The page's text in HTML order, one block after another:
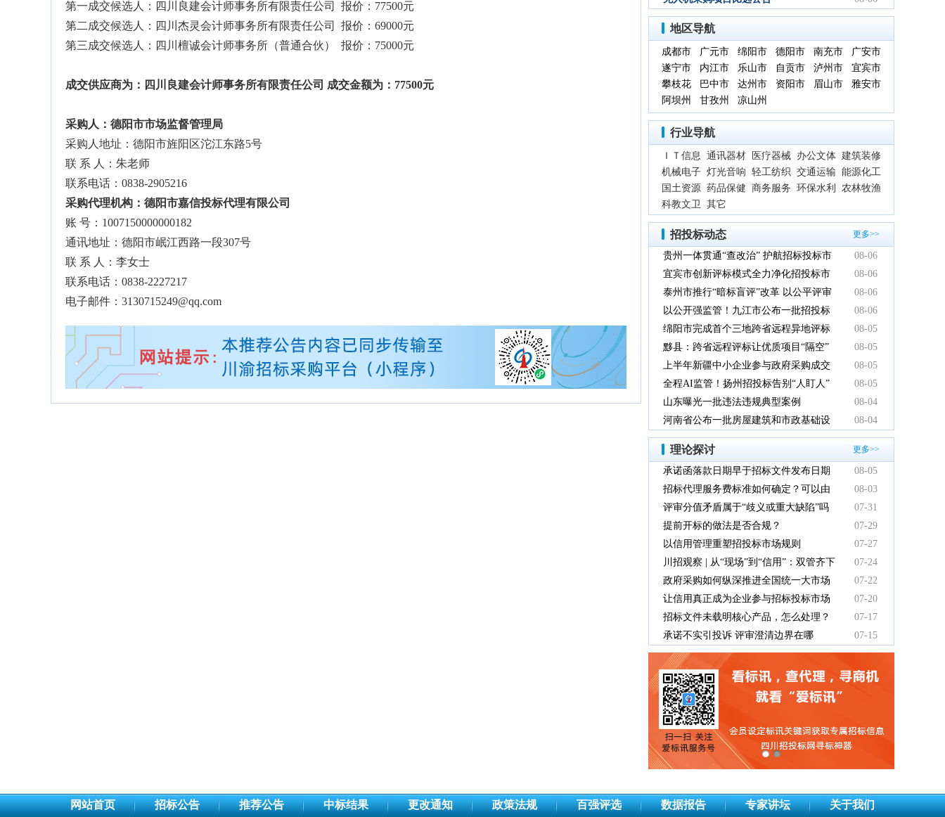
第一成交候选人：四川良建会计师事务所有限责任公司 报价：77500元
第二成交候选人：四川杰灵会计师事务所有限责任公司 报价：69000元
第三成交候选人：四川檀诚会计师事务所（普通合伙） 报价：75000元
成交供应商为：四川良建会计师事务所有限责任公司 成交金额为：77500元
采购人： 德阳市市场监督管理局
采购人地址：德阳市旌阳区沱江东路5号
联 系 人：朱老师
联系电话：0838-2905216
采购代理机构：德阳市嘉信投标代理有限公司
账 号：1007150000000182
通讯地址：德阳市岷江西路一段307号
联 系 人：李女士
联系电话：0838-2227217
电子邮件：3130715249@qq.com
地区导航
成都市 广元市 绵阳市 德阳市 南充市
广安市
遂宁市
内江市 乐山市 自贡市 泸州市
宜宾市
攀枝花
巴中市 达州市 资阳市 眉山市
雅安市
阿坝州
甘孜州 凉山州
行业导航
ＩＴ信息 通讯器材 医疗器械 办公文体 建筑装修
机械电子 灯光音响 轻工纺织 交通运输 能源化工
国土资源 药品保健 商务服务 环保水利
农林牧渔
科教文卫 其它
招投标动态 更多>>
贵州一体贯通“查改治” 护航招标投标市
场规范健康发展
08-06
宜宾市创新评标模式全力净化招投标市
场环境
08-06
泰州市推行“暗标盲评”改革 以公平评审
推动政府采购提质增效
08-06
以公开强监管！九江市公布一批招投标
领域系统整治典型案例
08-06
绵阳市完成首个三地跨省远程异地评标
项目
08-05
黟县：跨省远程评标让优质项目“隔空”
落地
08-05
上半年新疆中小企业参与政府采购成交
额创新高
08-05
全程AI监管！扬州招投标告别“人盯人”
08-05
山东曝光一批违法违规典型案例
08-04
河南省公布一批房屋建筑和市政基础设
施工程招标投标违法违规典型案例
08-04
理论探讨 更多>>
承诺函落款日期早于招标文件发布日期
有效吗
08-05
招标代理服务费标准如何确定？可以由
中标人支付吗？
08-03
评审分值矛盾属于“歧义或重大缺陷”吗
07-31
提前开标的做法是否合规？
07-29
以信用管理重塑招投标市场规则
07-27
川招观察 | 从“现场”到“信用”：双管齐下
重塑招投标新秩序
07-24
政府采购如何纵深推进全国统一大市场
建设
07-22
让信用真正成为企业参与招标投标市场
竞争的“通行证”
07-20
招标文件未载明核心产品，怎么处理？
07-17
承诺不实引投诉 评审澄清边界在哪
07-15
网站首页 招标公告 推荐公告 中标结果 更改通知 政策法规 百强评选 数据报告 专家讲坛 关于我们